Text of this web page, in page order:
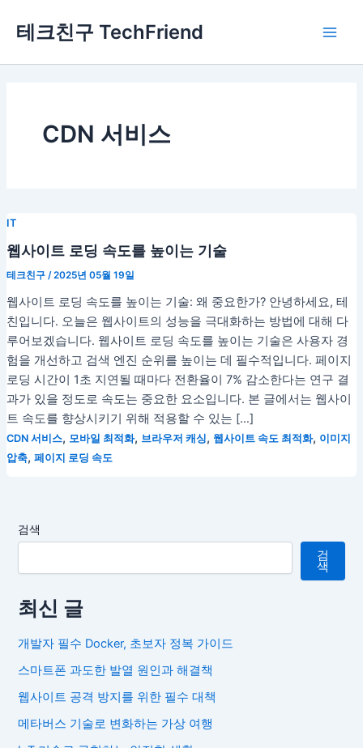
로
테크친구 TechFriend
CDN 서비스
IT
웹사이트 로딩 속도를 높이는 기술
테크친구 /2025년 05월 19일
웹사이트 로딩 속도를 높이는 기술: 왜 중요한가? 안녕하세요, 테
친입니다. 오늘은 웹사이트의 성능을 극대화하는 방법에 대해 다
루어보겠습니다. 웹사이트 로딩 속도를 높이는 기술은 사용자 경
험을 개선하고 검색 엔진 순위를 높이는 데 필수적입니다. 페이지
로딩 시간이 1초 지연될 때마다 전환율이 7% 감소한다는 연구 결
과가 있을 정도로 속도는 중요한 요소입니다. 본 글에서는 웹사이
트 속도를 향상시키기 위해 적용할 수 있는 […]
CDN 서비스, 모바일 최적화, 브라우저 캐싱, 웹사이트 속도 최적화, 이미지
압축, 페이지 로딩 속도
검색
검
색
최신 글
개발자 필수 Docker, 초보자 정복 가이드
스마트폰 과도한 발열 원인과 해결책
웹사이트 공격 방지를 위한 필수 대책
메타버스 기술로 변화하는 가상 여행